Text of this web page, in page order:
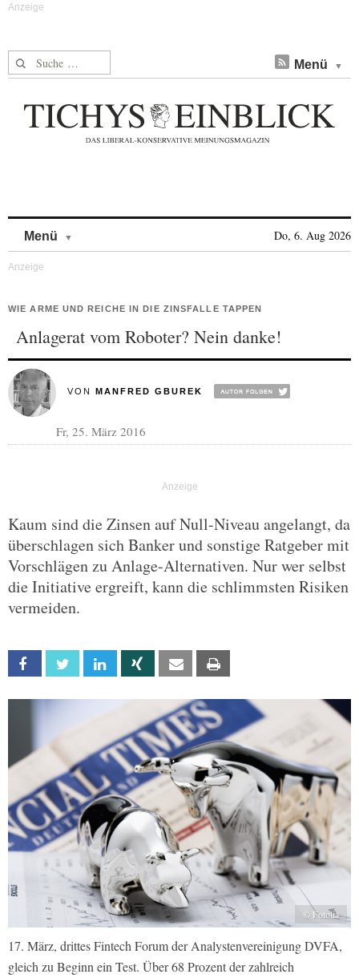
Suche nach: Menü
Menü Do, 6. Aug 2026
WIE ARME UND REICHE IN DIE ZINSFALLE TAPPEN
Anlagerat vom Roboter? Nein danke!
VON MANFRED GBUREK
Fr, 25. März 2016
Kaum sind die Zinsen auf Null-Niveau angelangt, da
überschlagen sich Banker und sonstige Ratgeber mit
Vorschlägen zu Anlage-Alternativen. Nur wer selbst
die Initiative ergreift, kann die schlimmsten Risiken
vermeiden.
Facebook Twitter Linkedin Xing Email
© Fotolia
17. März, drittes Fintech Forum der Analystenvereinigung DVFA,
gleich zu Beginn ein Test. Über 68 Prozent der zahlreich